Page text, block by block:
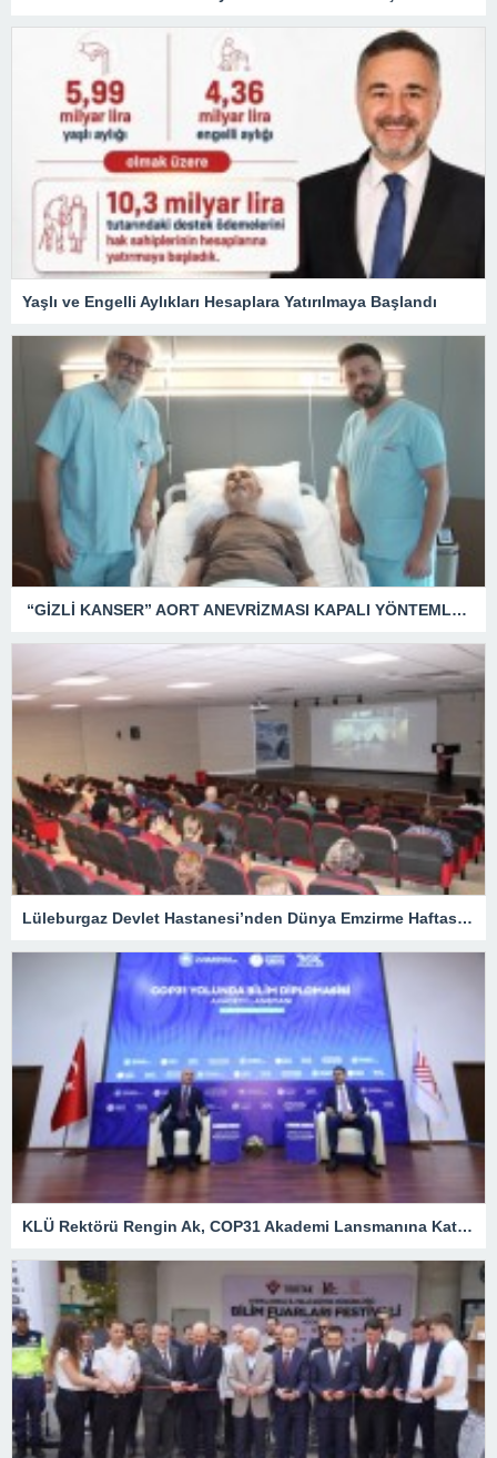
Yaşlı ve Engelli Aylıkları Hesaplara Yatırılmaya Başlandı
“GİZLİ KANSER” AORT ANEVRİZMASI KAPALI YÖNTEMLE TEDAVİ EDİLDİ
Lüleburgaz Devlet Hastanesi’nden Dünya Emzirme Haftası Katılımı
KLÜ Rektörü Rengin Ak, COP31 Akademi Lansmanına Katıldı